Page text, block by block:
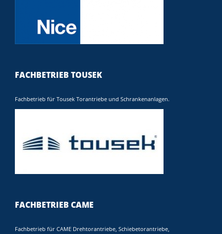
FACHBETRIEB TOUSEK
Fachbetrieb für Tousek Torantriebe und Schrankenanlagen.
FACHBETRIEB CAME
Fachbetrieb für CAME Drehtorantriebe, Schiebetorantriebe,